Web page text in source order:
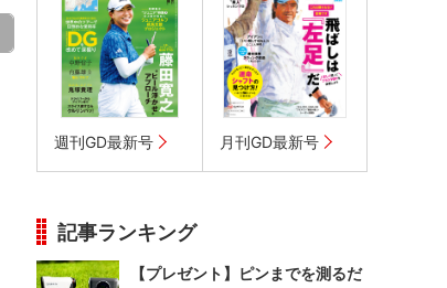
週刊GD最新号 月刊GD最新号
記事ランキング
【プレゼント】ピンまでを測るだ